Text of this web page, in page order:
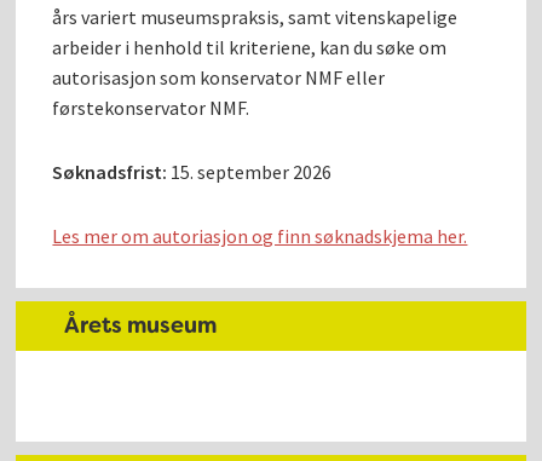
års variert museumspraksis, samt vitenskapelige
arbeider i henhold til kriteriene, kan du søke om
autorisasjon som konservator NMF eller
førstekonservator NMF.
Søknadsfrist: 15. september 2026
Les mer om autoriasjon og finn søknadskjema her.
Årets museum